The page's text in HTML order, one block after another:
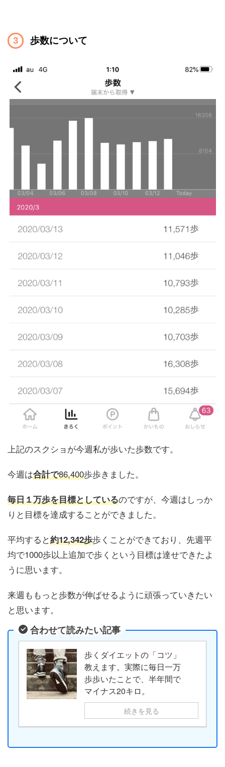
歩数について
上記のスクショが今週私が歩いた歩数です。
今週は合計で86,400歩歩きました。
毎日１万歩を目標としているのですが、今週はしっか
りと目標を達成することができました。
平均すると約12,342歩歩くことができており、先週平
均で1000歩以上追加で歩くという目標は達せできたよ
うに思います。
来週ももっと歩数が伸ばせるように頑張っていきたい
と思います。
合わせて読みたい記事
歩くダイエットの「コツ」
教えます。実際に毎日一万
歩歩いたことで、半年間で
マイナス20キロ。
続きを見る